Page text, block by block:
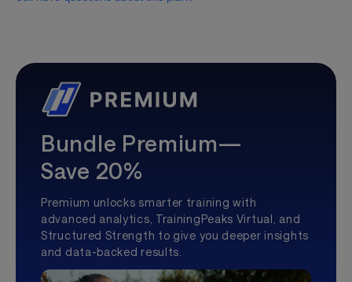
Bundle Premium—
Save 20%
Premium unlocks smarter training with
advanced analytics, TrainingPeaks Virtual, and
Structured Strength to give you deeper insights
and data-backed results.